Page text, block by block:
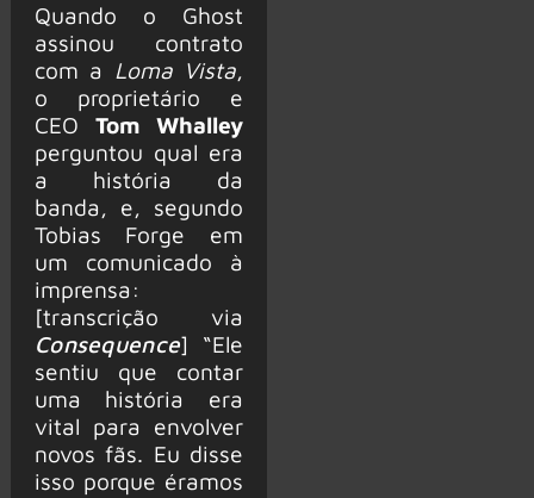
Quando o Ghost
assinou contrato
com a
Loma Vista,
o proprietário e
CEO Tom Whalley
perguntou qual era
a história da
banda, e, segundo
Tobias Forge em
um comunicado à
imprensa:
[transcrição via
Consequence] “Ele
sentiu que contar
uma história era
vital para envolver
novos fãs. Eu disse
isso porque éramos